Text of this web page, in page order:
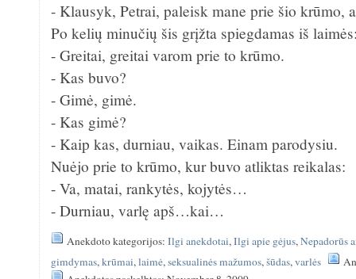
- Klausyk, Petrai, paleisk mane prie šio krūmo,
Po kelių minučių šis grįžta spiegdamas iš
- Greitai, greitai varom prie to krūmo.
- Kas buvo?
- Gimė, gimė.
- Kas gimė?
- Kaip kas, durniau, vaikas. Einam parodysiu.
Nuėjo prie to krūmo, kur buvo atliktas reikalas:
- Va, matai, rankytės, kojytės…
- Durniau, varlę apš…kai…
Anekdoto kategorijos:Ilgi anekdotai,Ilgi apie gėjus,Nepadorūs
gimdymas,krūmai,laimė,seksualinės mažumos,šūdas,varlės